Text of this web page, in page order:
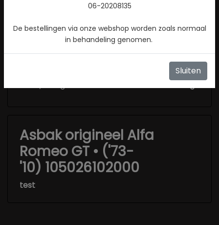
Identificatienummer
0004092183
Origineel
Asbak origineel Alfa
Romeo GT • ('73-
'10) 105026102000
test
06-20208135
De bestellingen via onze webshop worden zoals normaal
in behandeling genomen.
Sluiten